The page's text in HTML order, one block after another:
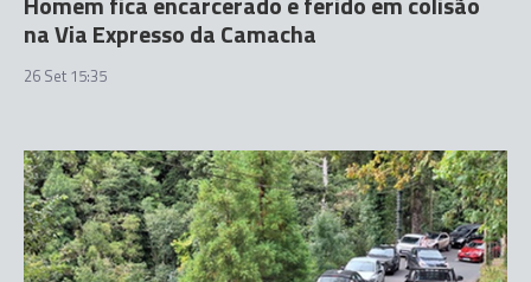
na Via Expresso da Camacha
26 Set 15:35